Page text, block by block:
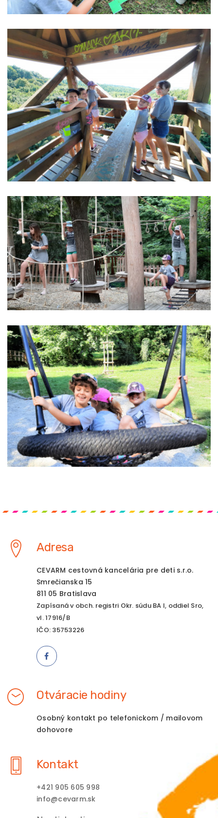
Adresa
CEVARM cestovná kancelária pre deti s.r.o.
Smrečianska 15
811 05 Bratislava
Zapísaná v obch. registri Okr. súdu BA I, oddiel Sro,
vl. 17916/B
IČO: 35753226
Otváracie hodiny
Osobný kontakt po telefonickom / mailovom
dohovore
Kontakt
+421 905 605 998
info@cevarm.sk